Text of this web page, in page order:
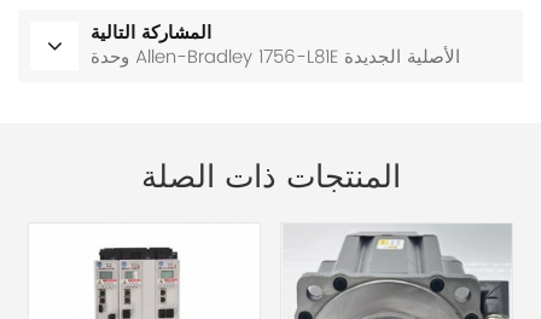
المشاركة التالية
وحدة Allen-Bradley 1756-L81E الأصلية الجديدة
المنتجات ذات الصلة